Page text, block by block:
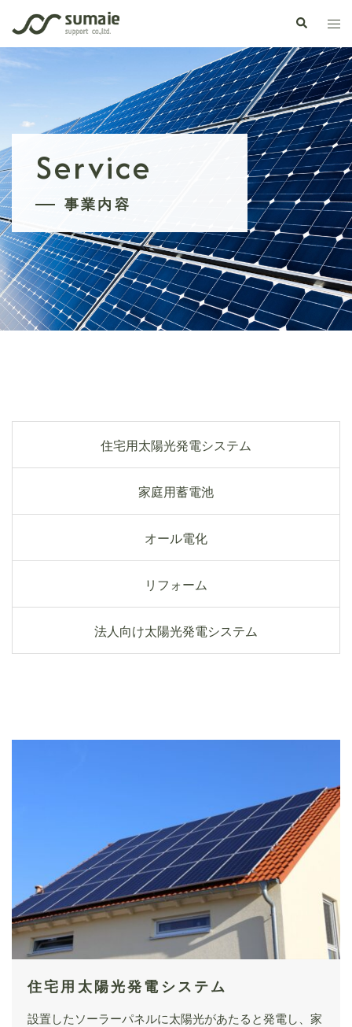
テ
ン
キ
ッ
プ
検
索
ト
ル
メ
ニ
ュ
ー
Service
事業内容
住宅用太陽光発電システム
家庭用蓄電池
オール電化
リフォーム
法人向け太陽光発電システム
住宅用太陽光発電システム
設置したソーラーパネルに太陽光があたると発電し、家